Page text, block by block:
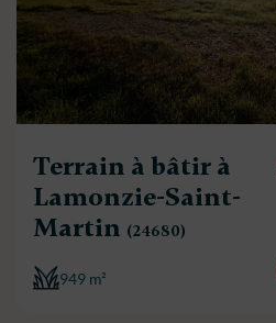
Terrain à bâtir à
Lamonzie-Saint-
Martin (24680)
949 m²